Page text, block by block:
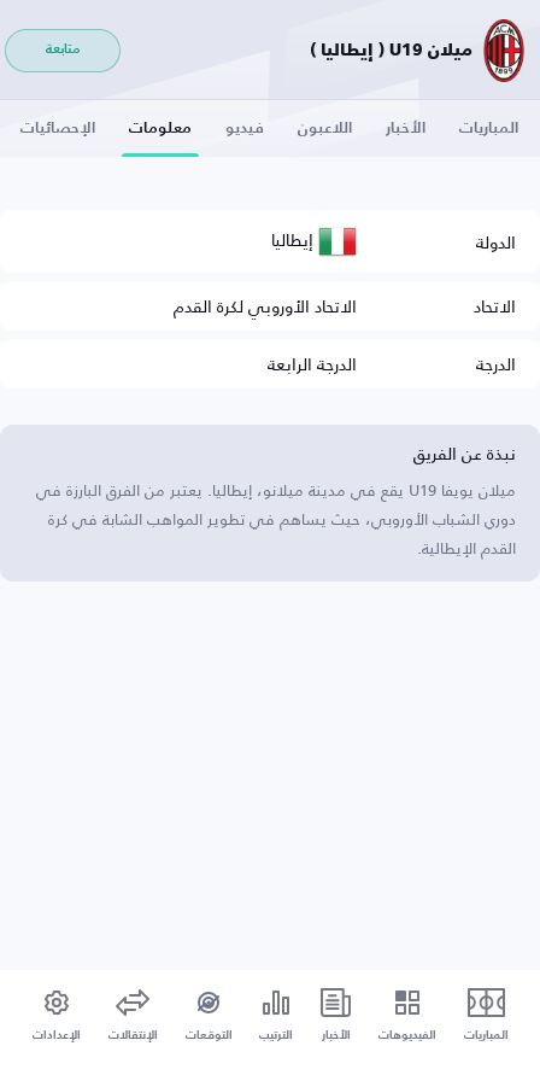
ميلان U19 ( إيطاليا ) متابعة
المباريات الأخبار اللاعبون فيديو معلومات الإحصائيات
الدولة إيطاليا
الاتحاد
الاتحاد الأوروبي لكرة القدم
الدرجة
الدرجة الرابعة
نبذة عن الفريق
ميلان يويفا U19 يقع في مدينة ميلانو، إيطاليا. يعتبر من الفرق البارزة في
دوري الشباب الأوروبي، حيث يساهم في تطوير المواهب الشابة في كرة
القدم الإيطالية.
المباريات الفيديوهات الأخبار الترتيب التوقعات الإنتقالات الإعدادات